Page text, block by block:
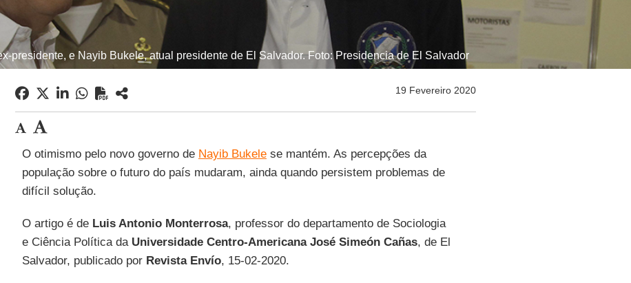
presidente, e Nayib Bukele, atual presidente de El Salvador. Foto: Presidencia de El Salvador
19 Fevereiro 2020
O otimismo pelo novo governo de Nayib Bukelese mantém. As percepções da
população sobre o futuro do país mudaram, ainda quando persistem problemas de
difícil solução.
O artigo é de Luis Antonio Monterrosa, professor do departamento de Sociologia
e Ciência Política da Universidade Centro-Americana José Simeón Cañas, de El
Salvador, publicado por Revista Envío, 15-02-2020.